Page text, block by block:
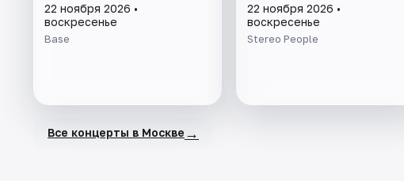
22 ноября 2026 •
воскресенье
Base
22 ноября 2026 •
воскресенье
Stereo People
Все концерты в Москве →